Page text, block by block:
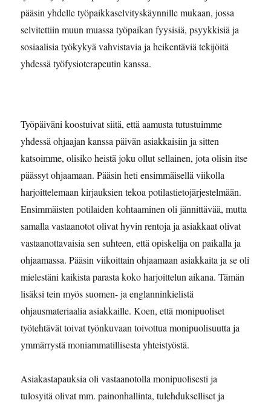
pääsin yhdelle työpaikkaselvityskäynnille mukaan, jossa
selvitettiin muun muassa työpaikan fyysisiä, psyykkisiä ja
sosiaalisia työkykyä vahvistavia ja heikentäviä tekijöitä
yhdessä työfysioterapeutin kanssa.
Työpäiväni koostuivat siitä, että aamusta tutustuimme
yhdessä ohjaajan kanssa päivän asiakkaisiin ja sitten
katsoimme, olisiko heistä joku ollut sellainen, jota olisin itse
päässyt ohjaamaan. Pääsin heti ensimmäisellä viikolla
harjoittelemaan kirjauksien tekoa potilastietojärjestelmään.
Ensimmäisten potilaiden kohtaaminen oli jännittävää, mutta
samalla vastaanotot olivat hyvin rentoja ja asiakkaat olivat
vastaanottavaisia sen suhteen, että opiskelija on paikalla ja
ohjaamassa. Pääsin viikoittain ohjaamaan asiakkaita ja se oli
mielestäni kaikista parasta koko harjoittelun aikana. Tämän
lisäksi tein myös suomen- ja englanninkielistä
ohjausmateriaalia asiakkaille. Koen, että monipuoliset
työtehtävät toivat työnkuvaan toivottua monipuolisuutta ja
ymmärrystä moniammatillisesta yhteistyöstä.
Asiakastapauksia oli vastaanotolla monipuolisesti ja
tulosyitä olivat mm. painonhallinta, tulehdukselliset ja